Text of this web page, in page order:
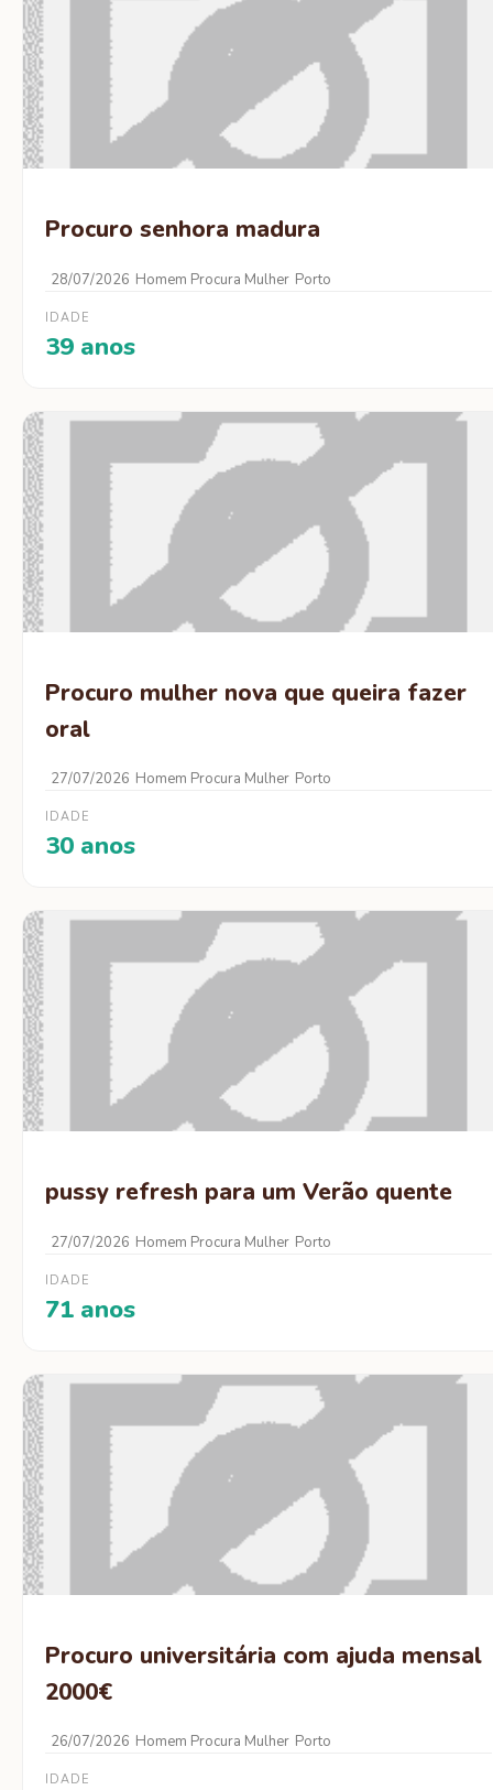
Procuro senhora madura
28/07/2026 Homem Procura Mulher Porto
IDADE
39 anos
Procuro mulher nova que queira fazer
oral
27/07/2026 Homem Procura Mulher Porto
IDADE
30 anos
pussy refresh para um Verão quente
27/07/2026 Homem Procura Mulher Porto
IDADE
71 anos
Procuro universitária com ajuda mensal
2000€
26/07/2026 Homem Procura Mulher Porto
IDADE